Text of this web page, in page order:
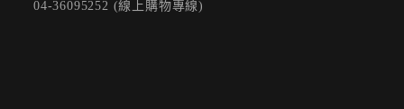
忘記密碼？
04-36095252 (線上購物專線)